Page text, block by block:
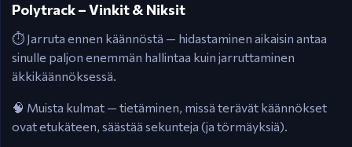
Polytrack – Vinkit & Niksit
⏱️ Jarruta ennen käännöstä — hidastaminen aikaisin antaa
sinulle paljon enemmän hallintaa kuin jarruttaminen
äkkikäännöksessä.
🧠 Muista kulmat — tietäminen, missä terävät käännökset
ovat etukäteen, säästää sekunteja (ja törmäyksiä).